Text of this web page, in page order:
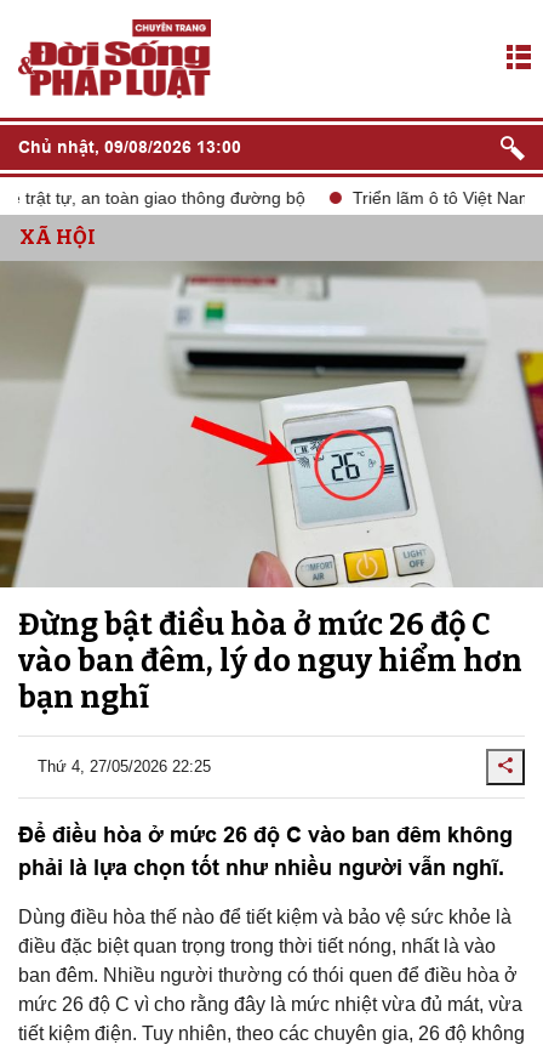
Chủ nhật, 09/08/2026 13:00
tự, an toàn giao thông đường bộ Triển lãm ô tô Việt Nam
XÃ HỘI
Đừng bật điều hòa ở mức 26 độ C
vào ban đêm, lý do nguy hiểm hơn
bạn nghĩ
Thứ 4, 27/05/2026 22:25
Để điều hòa ở mức 26 độ C vào ban đêm không
phải là lựa chọn tốt như nhiều người vẫn nghĩ.
Dùng điều hòa thế nào để tiết kiệm và bảo vệ sức khỏe là
điều đặc biệt quan trọng trong thời tiết nóng, nhất là vào
ban đêm. Nhiều người thường có thói quen để điều hòa ở
mức 26 độ C vì cho rằng đây là mức nhiệt vừa đủ mát, vừa
tiết kiệm điện. Tuy nhiên, theo các chuyên gia, 26 độ không